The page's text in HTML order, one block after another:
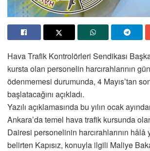
Hava Trafik Kontrolörleri Sendikası
kursta olan personelin harcırahlarının
ödenmemesi durumunda, 4 Mayıs’tan
başlatacağını açıkladı.
Yazılı açıklamasında bu yılın ocak
Ankara’da temel hava trafik kursunda
Dairesi personelinin harcırahlarının hâlâ
belirten Kapısız, konuyla ilgili Maliye